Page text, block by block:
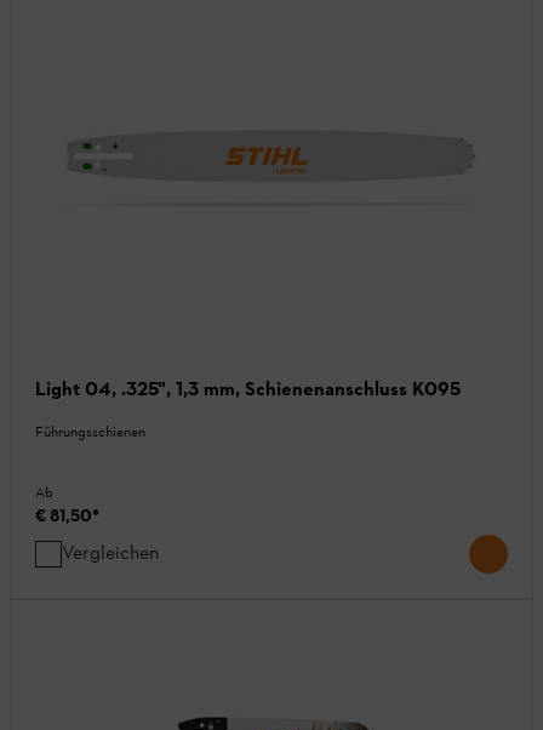
Light 04, .325", 1,3 mm, Schienenanschluss K095
Führungsschienen
Ab
€ 81,50*
Vergleichen